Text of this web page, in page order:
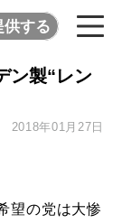
供する
ン製“レン
2018年01月27日
望の党は大惨